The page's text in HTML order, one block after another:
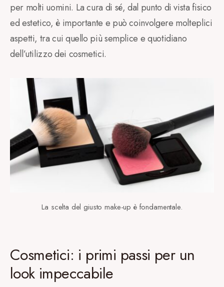
per molti uomini. La cura di sé, dal punto di vista fisico
ed estetico, è importante e può coinvolgere molteplici
aspetti, tra cui quello più semplice e quotidiano
dell’utilizzo dei cosmetici.
La scelta del giusto make-up è fondamentale.
Cosmetici: i primi passi per un
look impeccabile